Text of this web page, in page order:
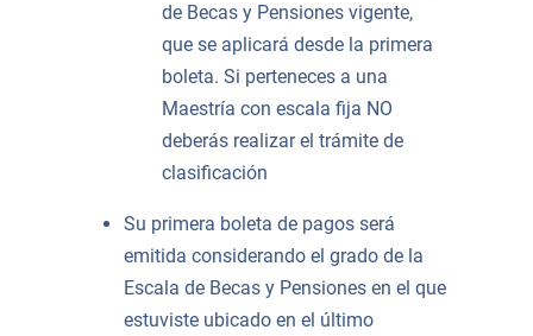
de Becas y Pensiones vigente,
que se aplicará desde la primera
boleta. Si perteneces a una
Maestría con escala fija NO
deberás realizar el trámite de
clasificación
Su primera boleta de pagos será
emitida considerando el grado de la
Escala de Becas y Pensiones en el que
estuviste ubicado en el último